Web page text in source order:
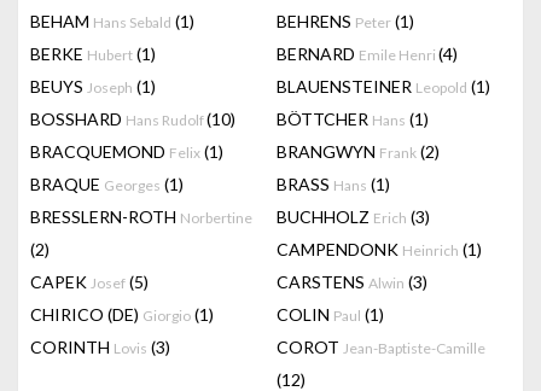
BEHAM Hans Sebald (1) BEHRENS Peter (1)
BERKE Hubert (1) BERNARD Emile Henri (4)
BEUYS Joseph (1) BLAUENSTEINER Leopold (1)
BOSSHARD Hans Rudolf(10) BÖTTCHER Hans (1)
BRACQUEMOND Felix (1) BRANGWYN Frank (2)
BRAQUE Georges (1) BRASS Hans (1)
BRESSLERN-ROTH Norbertine
(2)
BUCHHOLZ Erich (3)
CAMPENDONK Heinrich (1)
CAPEK Josef (5) CARSTENS Alwin (3)
CHIRICO (DE) Giorgio (1) COLIN Paul (1)
CORINTH Lovis (3) COROT Jean-Baptiste-Camille
(12)